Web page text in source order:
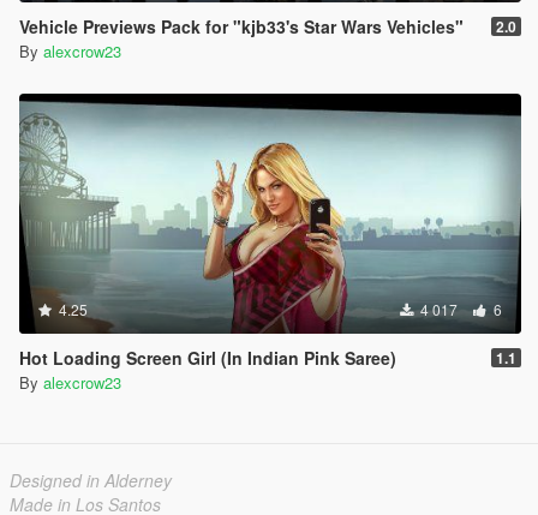
Vehicle Previews Pack for "kjb33's Star Wars Vehicles" 2.0
By alexcrow23
4.25 4 017 6
Hot Loading Screen Girl (In Indian Pink Saree) 1.1
By alexcrow23
Designed in Alderney
Made in Los Santos